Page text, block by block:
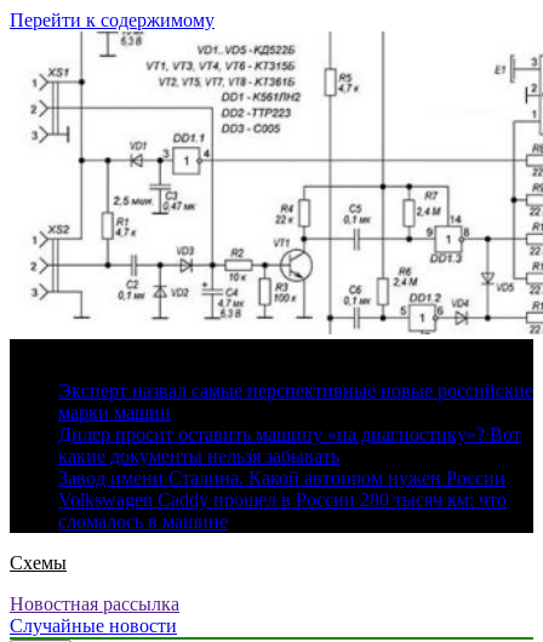
Перейти к содержимому
Эксперт назвал самые перспективные новые российские
марки машин
Дилер просит оставить машину «на диагностику»? Вот
какие документы нельзя забывать
Завод имени Сталина. Какой автопром нужен России
Volkswagen Caddy прошел в России 280 тысяч км: что
сломалось в машине
Схемы
Новостная рассылка
Случайные новости